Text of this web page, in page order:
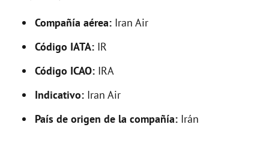
d
Compañía aérea: Iran Air
Código IATA: IR
Código ICAO: IRA
Indicativo: Iran Air
País de origen de la compañía: Irán